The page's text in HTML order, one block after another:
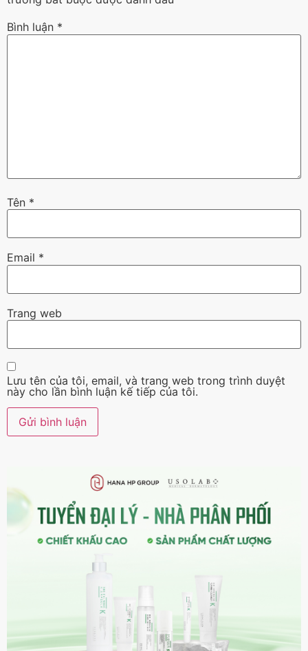
Bình luận *
Tên *
Email *
Trang web
Lưu tên của tôi, email, và trang web trong trình duyệt
này cho lần bình luận kế tiếp của tôi.